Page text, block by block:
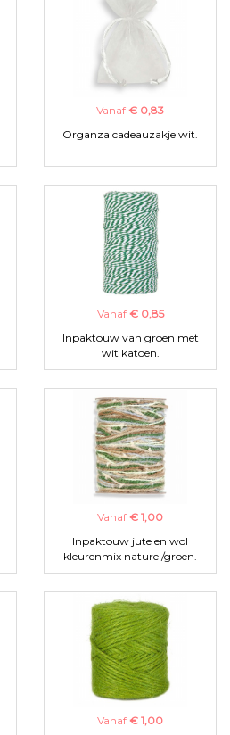
Vanaf € 0,83
Organza cadeauzakje wit.
Vanaf € 0,85
Inpaktouw van groen met
wit katoen.
Vanaf € 1,00
Inpaktouw jute en wol
kleurenmix naturel/groen.
Vanaf € 1,00